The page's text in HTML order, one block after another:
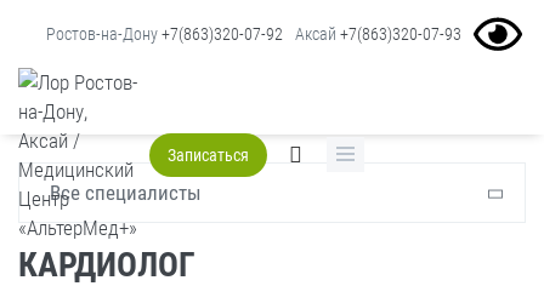
Ростов-на-Дону+7(863)320-07-92 Аксай +7(863)320-07-93
Записаться
Главная
Все специалисты
КАРДИОЛОГ